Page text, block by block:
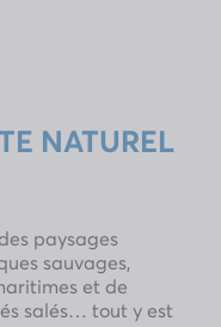
NATUREL
paysages
sauvages,
et de
salés… tout y est